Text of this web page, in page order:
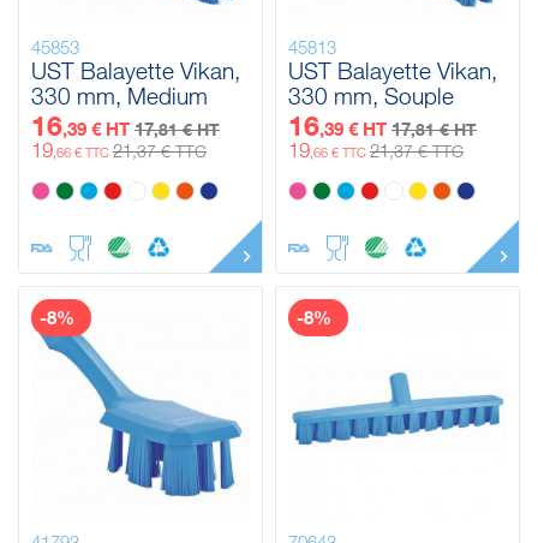
45853
UST Balayette Vikan,
330 mm, Medium
16,39 € HT 17,81 € HT
19,66 € TTC 21,37 € TTC
45813
UST Balayette Vikan,
330 mm, Souple
16,39 € HT 17,81 € HT
19,66 € TTC 21,37 € TTC
-8% -8%